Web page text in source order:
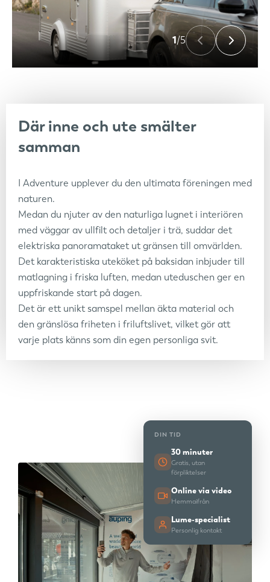
1/5
Där inne och ute smälter
samman
I Adventure upplever du den ultimata föreningen med
naturen.
Medan du njuter av den naturliga lugnet i interiören
med väggar av ullfilt och detaljer i trä, suddar det
elektriska panoramataket ut gränsen till omvärlden.
Det karakteristiska uteköket på baksidan inbjuder till
matlagning i friska luften, medan uteduschen ger en
uppfriskande start på dagen.
Det är ett unikt samspel mellan äkta material och
den gränslösa friheten i friluftslivet, vilket gör att
varje plats känns som din egen personliga svit.
DIN TID
30 minuter
Gratis, utan
förpliktelser
Online via video
Hemmaifrån
Lume-specialist
Personlig kontakt